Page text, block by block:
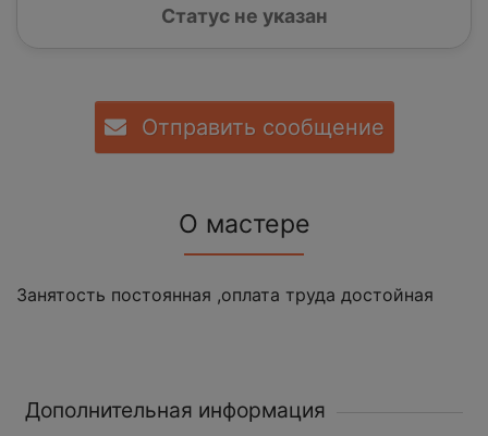
Статус не указан
Отправить сообщение
О мастере
Занятость постоянная ,оплата труда достойная
Дополнительная информация